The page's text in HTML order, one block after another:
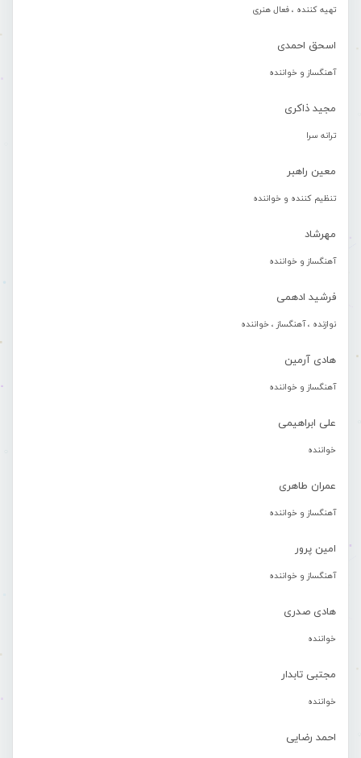
تهیه کننده ، فعال هنری
اسحق احمدی
آهنگساز و خواننده
مجید ذاکری
ترانه سرا
معین راهبر
تنظیم کننده و خواننده
مهرشاد
آهنگساز و خواننده
فرشید ادهمی
نوازنده ، آهنگساز ، خواننده
هادی آرمین
آهنگساز و خواننده
علی ابراهیمی
خواننده
عمران طاهری
آهنگساز و خواننده
امین پرور
آهنگساز و خواننده
هادی صدری
خواننده
مجتبی تابدار
خواننده
احمد رضایی